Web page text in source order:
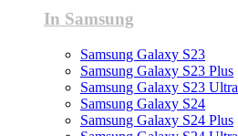
In Samsung
Samsung Galaxy S23
Samsung Galaxy S23 Plus
Samsung Galaxy S23 Ultra
Samsung Galaxy S24
Samsung Galaxy S24 Plus